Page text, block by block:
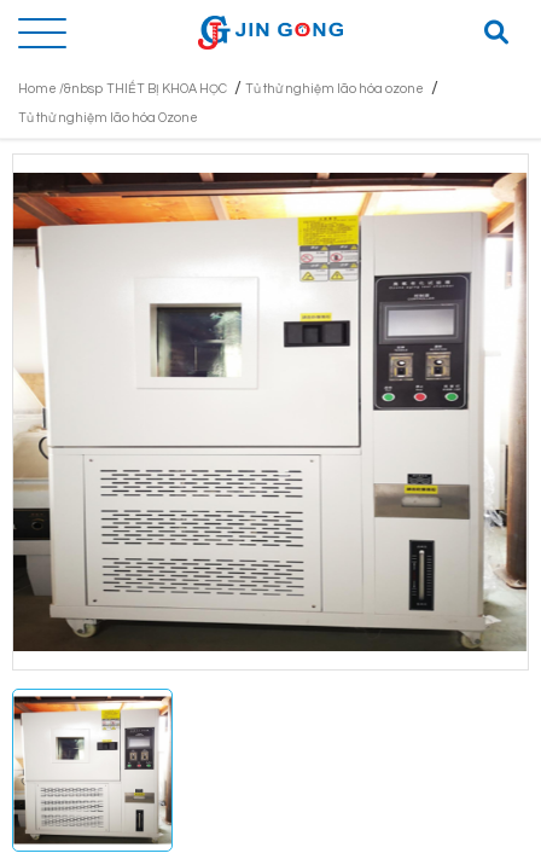
Home /&nbsp THIẾT BỊ KHOA HỌC / Tủ thử nghiệm lão hóa ozone /
Tủ thử nghiệm lão hóa Ozone